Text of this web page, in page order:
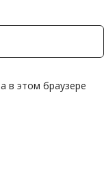
в этом браузере